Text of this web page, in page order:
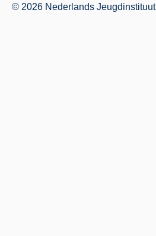
© 2026 Nederlands Jeugdinstituut